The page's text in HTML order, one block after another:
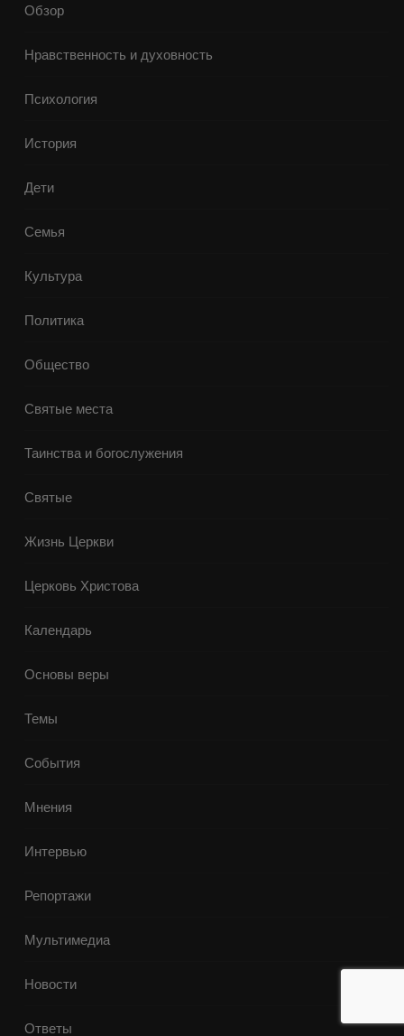
Обзор
Нравственность и духовность
Психология
История
Дети
Семья
Культура
Политика
Общество
Святые места
Таинства и богослужения
Святые
Жизнь Церкви
Церковь Христова
Календарь
Основы веры
Темы
События
Мнения
Интервью
Репортажи
Мультимедиа
Новости
Ответы